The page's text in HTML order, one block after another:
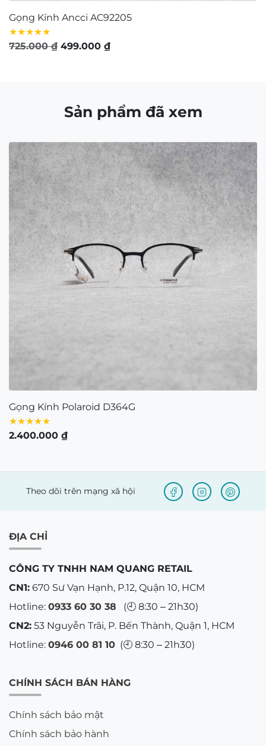
Gọng Kính Ancci AC92205
★★★★★
725.000₫ Giá
499.000 ₫Giá
499.000 ₫.
Sản phẩm đã xem
Gọng Kính Polaroid D364G
★★★★★
2.400.000 ₫
Theo dõi trên mạng xã hội
ĐỊA CHỈ
CÔNG TY TNHH NAM QUANG RETAIL
CN1: 670 Sư Vạn Hạnh, P.12, Quận 10, HCM
Hotline: 0933 60 30 38 (🕘 8:30 – 21h30)
CN2: 53 Nguyễn Trãi, P. Bến Thành, Quận 1, HCM
Hotline: 0946 00 81 10 (🕘 8:30 – 21h30)
CHÍNH SÁCH BÁN HÀNG
Chính sách bảo mật
Chính sách bảo hành